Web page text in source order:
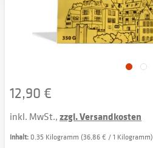
12,90 €
inkl. MwSt.,zzgl. Versandkosten
Inhalt: 0.35 Kilogramm (36,86 € / 1 Kilogramm)